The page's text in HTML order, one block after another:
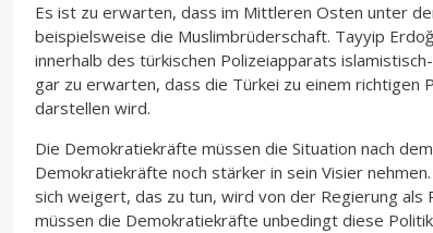
Es ist zu erwarten, dass im Mittleren Osten unter
beispielsweise die Muslimbrüderschaft. Tayyip
innerhalb des türkischen Polizeiapparats
gar zu erwarten, dass die Türkei zu einem richtigen
darstellen wird.
Die Demokratiekräfte müssen die Situation nach
Demokratiekräfte noch stärker in sein Visier
sich weigert, das zu tun, wird von der Regierung als
müssen die Demokratiekräfte unbedingt diese